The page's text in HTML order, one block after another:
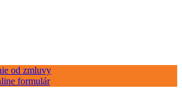
od zmluvy
formulár